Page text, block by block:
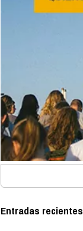
Entradas recientes